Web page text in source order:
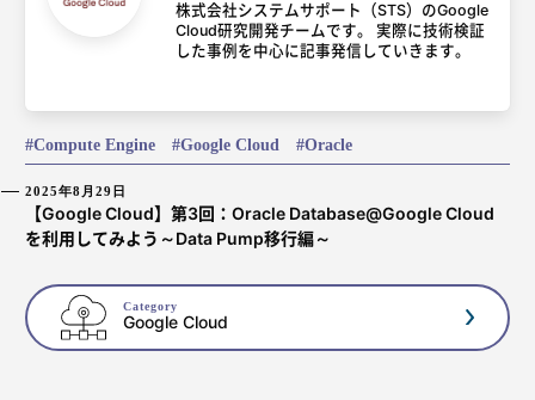
株式会社システムサポート（STS）のGoogle
Cloud研究開発チームです。 実際に技術検証
した事例を中心に記事発信していきます。
Compute Engine Google Cloud Oracle
2025年8月29日
【Google Cloud】第3回：Oracle Database@Google Cloud
を利用してみよう～Data Pump移行編～
Category
Google Cloud